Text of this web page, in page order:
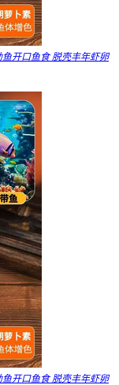
开口鱼食 脱壳丰年虾卵
开口鱼食 脱壳丰年虾卵